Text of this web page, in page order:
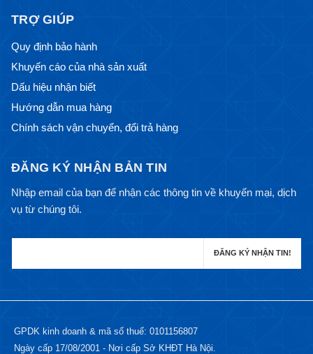
TRỢ GIÚP
Quy định bảo hành
Khuyến cáo của nhà sản xuất
Dấu hiệu nhận biết
Hướng dẫn mua hàng
Chính sách vận chuyển, đổi trả hàng
ĐĂNG KÝ NHẬN BẢN TIN
Nhập email của bạn để nhận các thông tin về khuyến mại, dịch
vụ từ chúng tôi.
GPDK kinh doanh & mã số thuế: 0101156807
Ngày cấp 17/08/2001 - Nơi cấp Sở KHĐT Hà Nội.